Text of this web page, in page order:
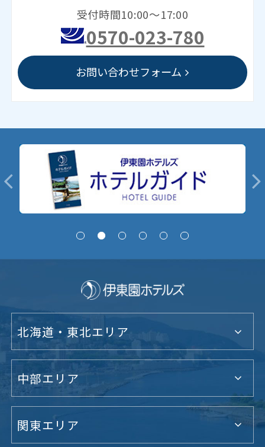
受付時間10:00～17:00
0570-023-780
お問い合わせフォーム
北海道・東北エリア
中部エリア
関東エリア